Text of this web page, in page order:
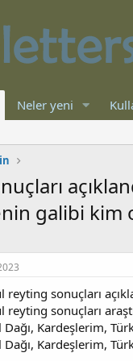
Neler yeni
galibi kim
reyting sonuçları
reyting sonuçları
Dağı, Kardeşlerim,
Dağı, Kardeşlerim,